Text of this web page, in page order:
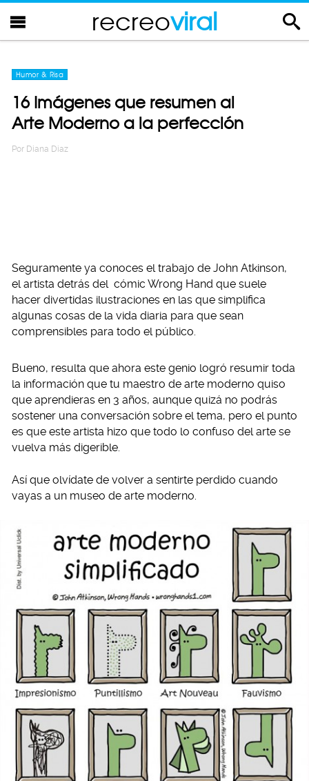
recreoviral
Humor & Risa
16 Imágenes que resumen al
Arte Moderno a la perfección
Por Diana Diaz
Seguramente ya conoces el trabajo de John Atkinson,
el artista detrás del cómic Wrong Hand que suele
hacer divertidas ilustraciones en las que simplifica
algunas cosas de la vida diaria para que sean
comprensibles para todo el público.
Bueno, resulta que ahora este genio logró resumir toda
la información que tu maestro de arte moderno quiso
que aprendieras en 3 años, aunque quizá no podrás
sostener una conversación sobre el tema, pero el punto
es que este artista hizo que todo lo confuso del arte se
vuelva más digerible.
Así que olvídate de volver a sentirte perdido cuando
vayas a un museo de arte moderno.